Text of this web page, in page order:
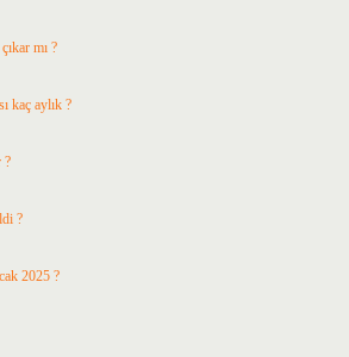
mı ?
kaç aylık ?
?
?
2025 ?